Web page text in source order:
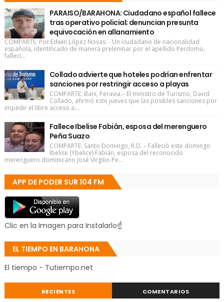
PARAISO/BARAHONA: Ciudadano español fallece
tras operativo policial; denuncian presunta
equivocación en allanamiento
COMPARTE: Por:Edwin López Novas. - Un ciudadano de nacionalidad
española, identificado de manera preliminar por el apellido Perdomo,
falleci...
Collado advierte que hoteles podrían enfrentar
sanciones por restringir acceso a playas
COMPARTE: Baní, Peravia.– El ministro de Turismo, David
Collado, afirmó este jueves que las posibles sanciones por
impedir el libre acceso a...
Fallece Ibelise Fabián, esposa del merenguero
Peña Suazo
COMPARTE: Santo Domingo, R.D. – Falleció este domingo
Ibelise (Ybelice) Fabián, esposa del reconocido
merenguero dominicano José Virgilio Pe...
APP DE PODER SUR 104 FM
Clic en la Imagen para Instalarlo☝
EL TIEMPO EN BARAHONA
El tiempo - Tutiempo.net
RECIENTES COMENTARIOS